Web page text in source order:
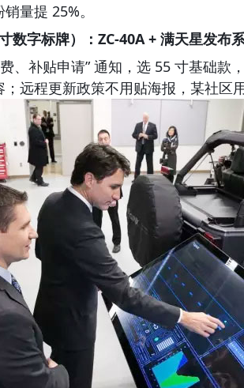
量提 25%。
数字标牌）：ZC-40A + 满天星发布
、补贴申请” 通知，选 55 寸基础款
远程更新政策不用贴海报，某社区